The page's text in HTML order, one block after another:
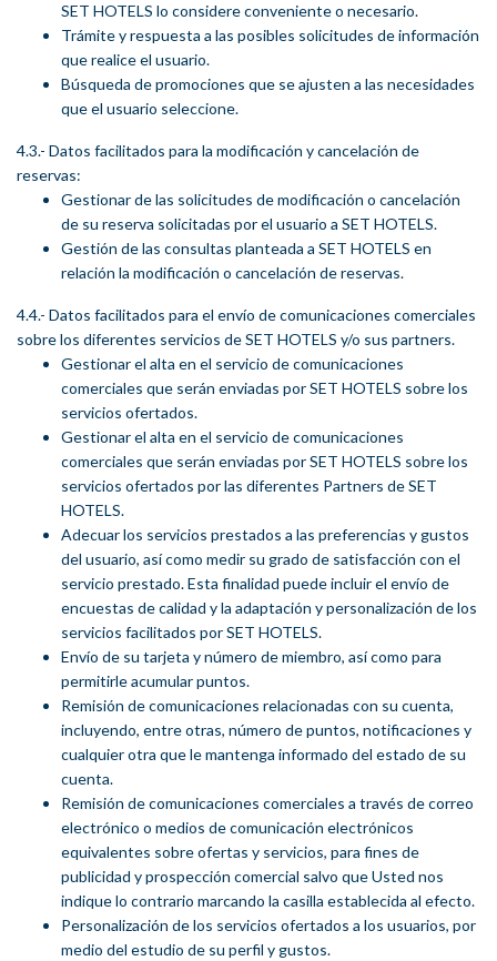
SET HOTELS lo considere conveniente o necesario.
Trámite y respuesta a las posibles solicitudes de información
que realice el usuario.
Búsqueda de promociones que se ajusten a las necesidades
que el usuario seleccione.
4.3.- Datos facilitados para la modificación y cancelación de
reservas:
Gestionar de las solicitudes de modificación o cancelación
de su reserva solicitadas por el usuario a SET HOTELS.
Gestión de las consultas planteada a SET HOTELS en
relación la modificación o cancelación de reservas.
4.4.- Datos facilitados para el envío de comunicaciones comerciales
sobre los diferentes servicios de SET HOTELS y/o sus partners.
Gestionar el alta en el servicio de comunicaciones
comerciales que serán enviadas por SET HOTELS sobre los
servicios ofertados.
Gestionar el alta en el servicio de comunicaciones
comerciales que serán enviadas por SET HOTELS sobre los
servicios ofertados por las diferentes Partners de SET
HOTELS.
Adecuar los servicios prestados a las preferencias y gustos
del usuario, así como medir su grado de satisfacción con el
servicio prestado. Esta finalidad puede incluir el envío de
encuestas de calidad y la adaptación y personalización de los
servicios facilitados por SET HOTELS.
Envío de su tarjeta y número de miembro, así como para
permitirle acumular puntos.
Remisión de comunicaciones relacionadas con su cuenta,
incluyendo, entre otras, número de puntos, notificaciones y
cualquier otra que le mantenga informado del estado de su
cuenta.
Remisión de comunicaciones comerciales a través de correo
electrónico o medios de comunicación electrónicos
equivalentes sobre ofertas y servicios, para fines de
publicidad y prospección comercial salvo que Usted nos
indique lo contrario marcando la casilla establecida al efecto.
Personalización de los servicios ofertados a los usuarios, por
medio del estudio de su perfil y gustos.